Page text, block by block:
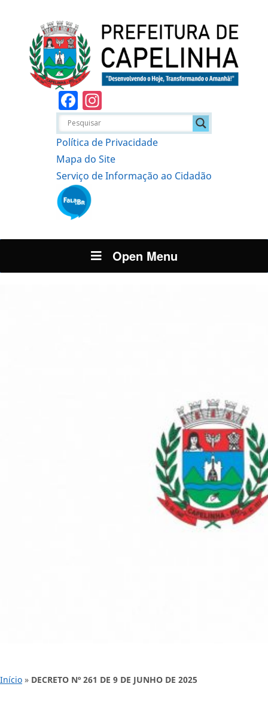
Facebook
Política de Privacidade
Mapa do Site
Serviço de Informação ao Cidadão
Open Menu
Início » DECRETO Nº 261 DE 9 DE JUNHO DE 2025